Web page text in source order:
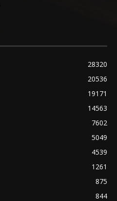
28320
20536
19171
14563
7602
5049
4539
1261
875
844